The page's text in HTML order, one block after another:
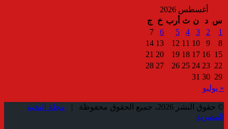
أغسطس 2026
س د ن ث أرب خ
ج
1
2
3
4
5
6
7
8
9
10
11
12
13
14
15
16
17
18
19
20
21
22
23
24
25
26
27
28
29
30
31
« يوليو
© حقوق النشر 2026، جميع الحقوق محفوظة |
مجلة النخبة
المصرية